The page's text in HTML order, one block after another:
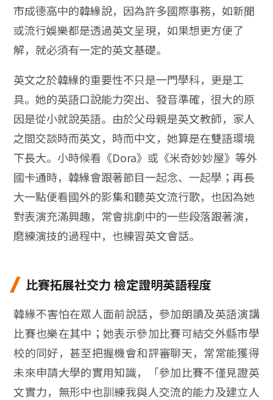
市成德高中的韓緣說，因為許多國際事務，如新聞
或流行娛樂都是透過英文呈現，如果想更方便了
解，就必須有一定的英文基礎。
英文之於韓緣的重要性不只是一門學科，更是工
具。她的英語口說能力突出、發音準確，很大的原
因是從小就說英語。由於父母親是英文教師，家人
之間交談時而英文，時而中文，她算是在雙語環境
下長大。小時候看《Dora》或《米奇妙妙屋》等外
國卡通時，韓緣會跟著節目一起念、一起學；再長
大一點便看國外的影集和聽英文流行歌，也因為她
對表演充滿興趣，常會挑劇中的一些段落跟著演，
磨練演技的過程中，也練習英文會話。
比賽拓展社交力 檢定證明英語程度
韓緣不害怕在眾人面前說話，參加朗讀及英語演講
比賽也樂在其中；她表示參加比賽可結交外縣市學
校的同好，甚至把握機會和評審聊天，常常能獲得
未來申請大學的實用知識，「參加比賽不僅見證英
文實力，無形中也訓練我與人交流的能力及建立人